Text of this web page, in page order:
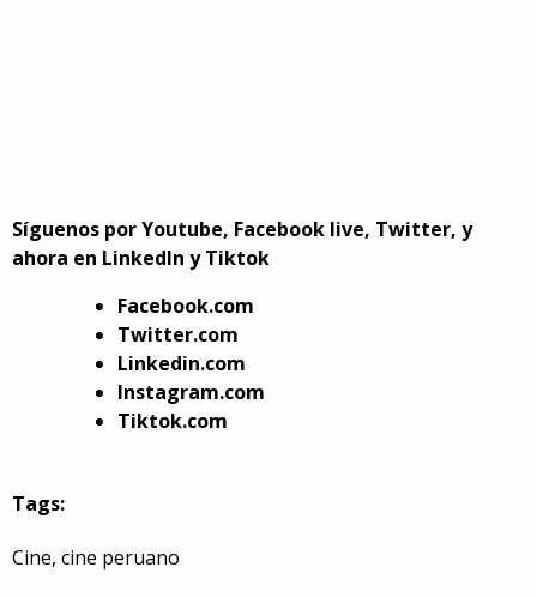
Síguenos por Youtube, Facebook live, Twitter, y
ahora en LinkedIn y Tiktok
Facebook.com
Twitter.com
Linkedin.com
Instagram.com
Tiktok.com
Tags:
Cine, cine peruano